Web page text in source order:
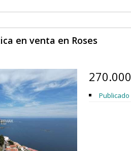
en venta en Roses
270.000
Publicado